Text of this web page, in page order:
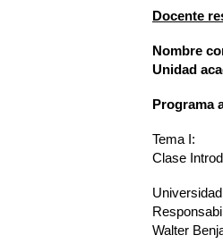
Docente
Nombre
Unidad
Programa
Tema I:
Clase
Walter